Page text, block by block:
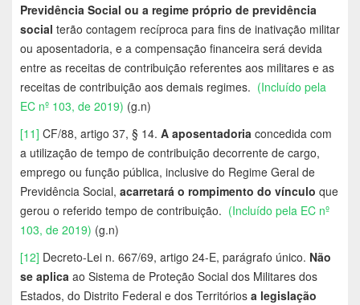
Previdência Social ou a regime próprio de previdência
social terão contagem recíproca para fins de inativação militar
ou aposentadoria, e a compensação financeira será devida
entre as receitas de contribuição referentes aos militares e as
receitas de contribuição aos demais regimes. (Incluído pela
EC nº 103, de 2019) (g.n)
[11] CF/88, artigo 37, § 14. A aposentadoria concedida com
a utilização de tempo de contribuição decorrente de cargo,
emprego ou função pública, inclusive do Regime Geral de
Previdência Social, acarretará o rompimento do vínculo que
gerou o referido tempo de contribuição. (Incluído pela EC nº
103, de 2019) (g.n)
[12] Decreto-Lei n. 667/69, artigo 24-E, parágrafo único. Não
se aplica ao Sistema de Proteção Social dos Militares dos
Estados, do Distrito Federal e dos Territórios a legislação